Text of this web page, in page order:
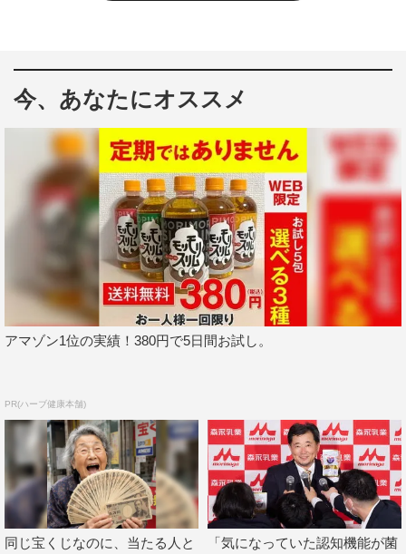
の方のそれぞれの人生を知ることができるので、成長につ
ながるなと思います。寺島さん、吉村さんに支えられて、
安心して無防備な自分を出せます」と。
吉村は「なかなか普段バラエティで会わないようなメン
バー、いろいろな方がこのレストランには来るんですよ
ね。それが楽しいのと、岸君の成長ですね！肉眼では確認
できないんですが…数字的には間違いなく成長している。
岸君のコンディションが無性にほしくなる日があって…楽
しかったです」と語った。
©NHK
今、あなたにオススメ
アマゾン1位の実績！380円で5日間お試し。
PR(ハーブ健康本舗)
同じ宝くじなのに、当たる人と
「気になっていた認知機能が菌